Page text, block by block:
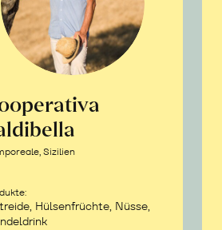
Sizilien
Hülsenfrüchte, Nüsse,